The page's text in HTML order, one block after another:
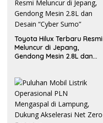
Toyota Hilux Terbaru Resmi
Meluncur di Jepang,
Gendong Mesin 2.8L dan